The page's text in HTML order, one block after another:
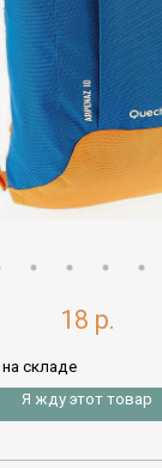
18 р.
складе
Я жду этот товар